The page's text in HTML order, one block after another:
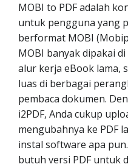
MOBI to PDF adalah
untuk pengguna yang
berformat MOBI
MOBI banyak dipakai
alur kerja eBook lama,
luas di berbagai
pembaca dokumen.
i2PDF, Anda cukup
mengubahnya ke PDF
instal software apa
butuh versi PDF untuk